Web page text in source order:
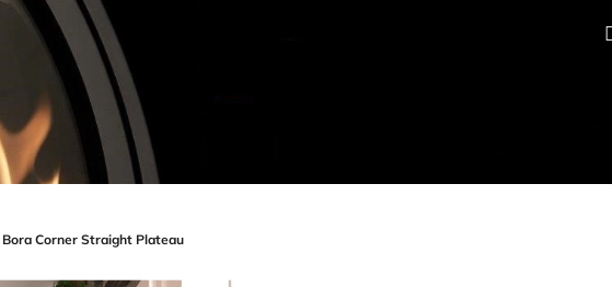
Bora Corner Straight Plateau